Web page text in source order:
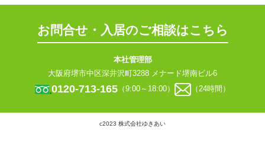
お問合せ・入居のご相談はこちら
本社管理部
大阪府堺市中区深井沢町3288 メナード堺南ビル6
0120-713-165 （9:00～18:00） （24時間）
c2023 株式会社ゆきあい